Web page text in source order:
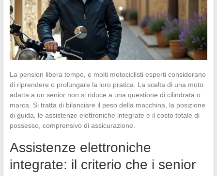
La pension libera tempo, e molti motociclisti esperti considerano
di riprendere o prolungare la loro pratica. La scelta di una moto
adatta a un senior non si riduce a una questione di cilindrata o
marca. Si tratta di bilanciare il peso della macchina, la posizione
di guida, le assistenze elettroniche integrate e il costo totale di
possesso, comprensivo di assicurazione.
Assistenze elettroniche
integrate: il criterio che i senior